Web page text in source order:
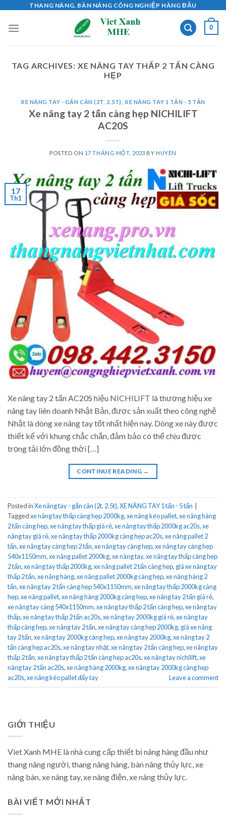
content
THANG NÂNG, BÀN NÂNG CÔNG NGHIỆP HÀNG ĐẦU
0
TAG ARCHIVES: XE NÂNG TAY THẤP 2 TẤN CÀNG
HẸP
XE NÂNG TAY - GẮN CÂN (2T, 2.5T) ,XE NÂNG TAY 1 TẤN - 5 TẤN
Xe nâng tay 2 tấn càng hẹp NICHILIFT
AC20S
POSTED ON 17 THÁNG MỘT, 2023 BYHUYEN
17
Th1
Xe nâng tay 2 tấn AC20S hiệu NICHILIFT là thương hiệu xe
nâng tay liên doanh Nhật Bản, được sản xuất theo công nghệ
Nhật là dòng xe nâng tay tốt nhất hiện nay. Dòng xe này được
thiết kế với khung chắc chắn, đảm bảo có thể chịu được
trọng tải lớn đồng thời […]
CONTINUE READING →
Posted inXe nâng tay - gắn cân (2t, 2.5t),XE NÂNG TAY 1 tấn - 5 tấn
Taggedxe nâng tay thấp càng hẹp 2000kg,xe nâng kéo pallet,xe nâng hàng
2 tấn càng hẹp,xe nâng tay thấp giá rẻ,xe nâng tay thấp 2000kg ac20s,xe
nâng tay giá rẻ,xe nâng tay thấp 2000kg càng hẹp ac20s,xe nâng pallet 2
tấn,xe nâng tay càng hẹp 2 tấn,xe nâng tay càng hẹp,xe nâng tay càng hẹp
540x1150mm,xe nâng pallet 2000kg,xe nâng tay,xe nâng tay thấp càng hẹp
2 tấn,xe nâng tay thấp 2000kg,xe nâng pallet 2 tấn càng hẹp, giá xe nâng tay
thấp 2 tấn,xe nâng hàng,xe nâng pallet 2000kg càng hẹp,xe nâng hàng 2
tấn,xe nâng tay 2 tấn càng hẹp 540x1150mm,xe nâng tay thấp 2000kg càng
hẹp,xe nâng pallet,xe nâng hàng 2000kg càng hẹp,xe nâng tay 2 tấn giá rẻ,
xe nâng tay càng 540x1150mm,xe nâng tay thấp 2 tấn càng hẹp,xe nâng tay
thấp,xe nâng tay thấp 2 tấn ac20s,xe nâng tay 2000kg giá rẻ,xe nâng tay
thấp càng hẹp,xe nâng tay 2 tấn,xe nâng tay càng hẹp 2000kg, giá xe nâng
tay 2 tấn,xe nâng tay 2000kg càng hẹp,xe nâng tay 2000kg,xe nâng tay 2
tấn càng hẹp ac20s,xe nâng tay nhật,xe nâng tay 2 tấn càng hẹp,xe nâng tay
thấp 2 tấn,xe nâng tay thấp 2 tấn càng hẹp ac20s,xe nâng tay nichilift,xe
nâng tay 2 tấn ac20s,xe nâng hàng 2000kg,xe nâng tay 2000kg càng hẹp
ac20s,xe nâng kéo pallet đẩy tay Leave a comment
GIỚI THIỆU
Viet Xanh MHE là nhà cung cấp thiết bị nâng hàng đầu như
thang nâng người, thang nâng hàng, bàn nâng thủy lực, xe
nâng bàn, xe nâng tay, xe nâng điện, xe nâng thủy lực.
BÀI VIẾT MỚI NHẤT